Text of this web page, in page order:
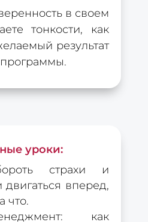
в своем
тонкости, как
результат
уроки:
страхи и
вперед,
что.
как